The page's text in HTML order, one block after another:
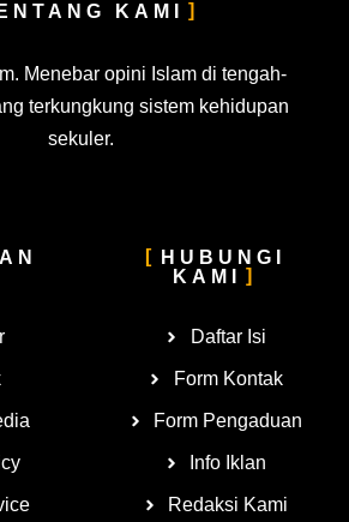
KAMI
Menebar opini Islam di tengah-
terkungkung sistem kehidupan
sekuler.
HUBUNGI
KAMI
Daftar Isi
Form Kontak
Form Pengaduan
Info Iklan
Redaksi Kami